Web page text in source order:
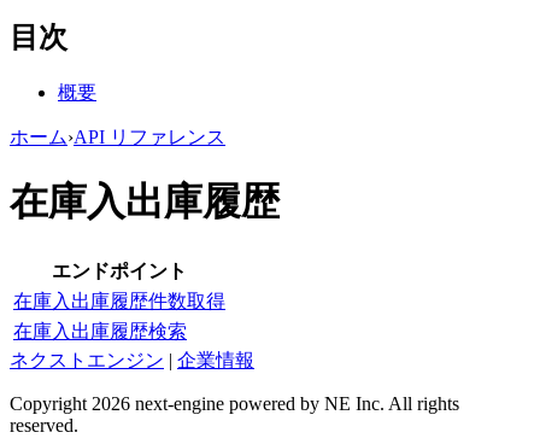
目次
概要
ホーム›API リファレンス
在庫入出庫履歴
エンドポイント
在庫入出庫履歴件数取得
在庫入出庫履歴検索
ネクストエンジン | 企業情報
Copyright 2026 next-engine powered by NE Inc. All rights
reserved.